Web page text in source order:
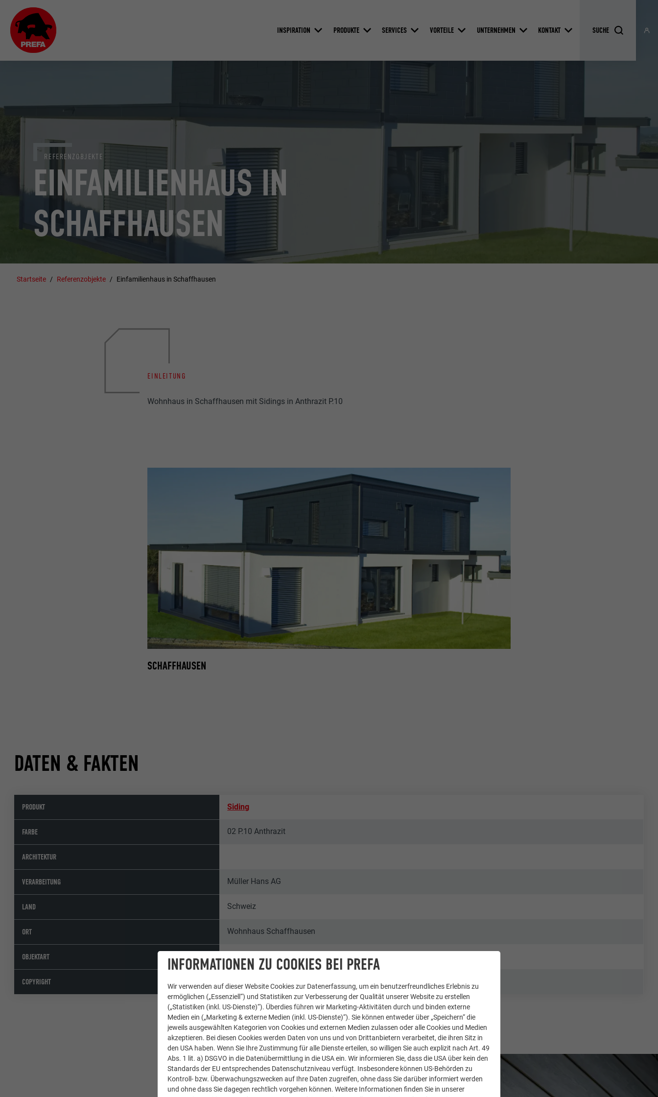
INSPIRATION PRODUKTE SERVICES VORTEILE UNTERNEHMEN KONTAKT
EINFAMILIENHAUS IN
SCHAFFHAUSEN
REFERENZOBJEKTE
Startseite Referenzobjekte Einfamilienhaus in Schaffhausen
EINLEITUNG
Wohnhaus in Schaffhausen mit Sidings in Anthrazit P.10
SCHAFFHAUSEN
DATEN & FAKTEN
PRODUKT Siding
FARBE 02 P.10 Anthrazit
ARCHITEKTUR
VERARBEITUNG Müller Hans AG
LAND Schweiz
ORT Wohnhaus Schaffhausen
OBJEKTART Einfamilienhäuser
COPYRIGHT © PREFA | Katrin Kaufmann
INFORMATIONEN ZU COOKIES BEI PREFA
Wir verwenden auf dieser Website Cookies zur Datenerfassung, um ein benutzerfreundliches Erlebnis zu
ermöglichen („Essenziell“) und Statistiken zur Verbesserung der Qualität unserer Website zu erstellen
(„Statistiken (inkl. US-Dienste)“). Überdies führen wir Marketing-Aktivitäten durch und binden externe
Medien ein („Marketing & externe Medien (inkl. US-Dienste)“). Sie können entweder über „Speichern“ die
jeweils ausgewählten Kategorien von Cookies und externen Medien zulassen oder alle Cookies und Medien
akzeptieren. Bei diesen Cookies werden Daten von uns und von Drittanbietern verarbeitet, die ihren Sitz in
den USA haben. Wenn Sie Ihre Zustimmung für alle Dienste erteilen, so willigen Sie auch explizit nach Art. 49
Abs. 1 lit. a) DSGVO in die Datenübermittlung in die USA ein. Wir informieren Sie, dass die USA über kein den
Standards der EU entsprechendes Datenschutzniveau verfügt. Insbesondere können US-Behörden zu
Kontroll- bzw. Überwachungszwecken auf Ihre Daten zugreifen, ohne dass Sie darüber informiert werden
und ohne dass Sie dagegen rechtlich vorgehen können. Weitere Informationen finden Sie in unserer